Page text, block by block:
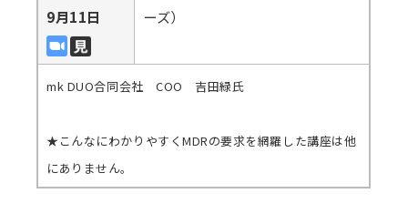
9月11日
ーズ）
mk DUO合同会社 COO 吉田緑氏
★こんなにわかりやすくMDRの要求を網羅した講座は他
にありません。